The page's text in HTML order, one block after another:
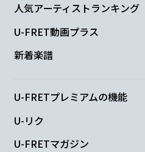
人気アーティストランキング
U-FRET動画プラス
新着楽譜
U-FRETプレミアムの機能
U-リク
U-FRETマガジン